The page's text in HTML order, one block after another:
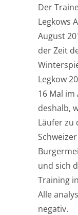
Der
Legkows
August
der Zeit
Legkow
16 Mal im
deshalb,
Läufer zu
und sich
Training
Alle
negativ.